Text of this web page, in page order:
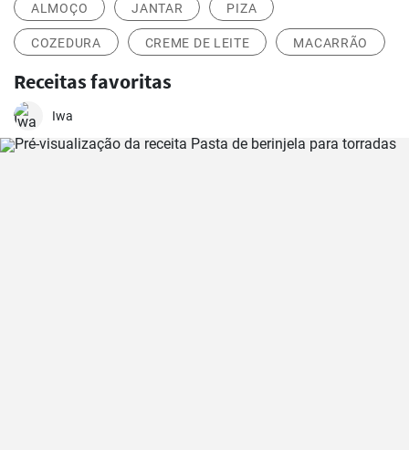
ALMOÇO JANTAR PIZA
COZEDURA CREME DE LEITE MACARRÃO
Receitas favoritas
Iwa